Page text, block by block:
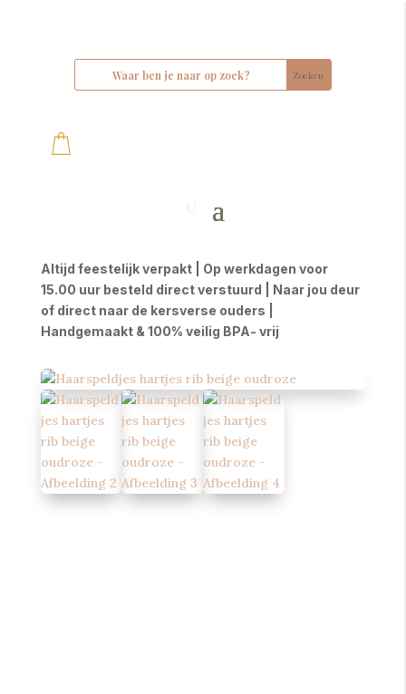
Altijd feestelijk verpakt | Op werkdagen voor
15.00 uur besteld direct verstuurd | Naar jou deur
of direct naar de kersverse ouders |
Handgemaakt & 100% veilig BPA- vrij